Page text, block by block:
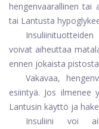
hengenvaarallinen tai
tai Lantusta
voivat aiheuttaa
ennen jokaista
Vakavaa,
esiintyä. Jos ilmenee
Lantusin käyttö ja
Insuliini voi